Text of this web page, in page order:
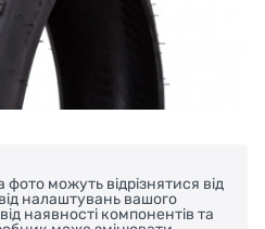
фото можуть відрізнятися від
налаштувань вашого
наявності компонентів та